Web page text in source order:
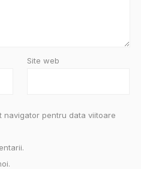
Site web
navigator pentru data viitoare